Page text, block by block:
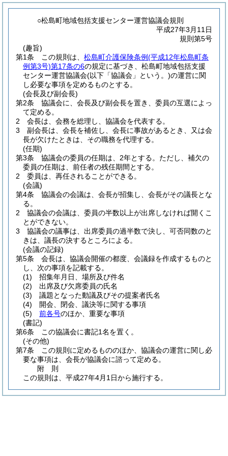
○松島町地域包括支援センター運営協議会規則
平成27年3月11日
規則第5号
(趣旨)
第1条
この規則は、 松島町介護保険条例(平成12年松島町条
例第3号)第17条の6の規定に基づき、松島町地域包括支援
センター運営協議会(以下「協議会」という。)の運営に関
し必要な事項を定めるものとする。
(会長及び副会長)
第2条
協議会に、会長及び副会長を置き、委員の互選によっ
て定める。
2
会長は、会務を総理し、協議会を代表する。
3
副会長は、会長を補佐し、会長に事故があるとき、又は会
長が欠けたときは、その職務を代理する。
(任期)
第3条
協議会の委員の任期は、2年とする。 ただし、補欠の
委員の任期は、前任者の残任期間とする。
2
委員は、再任されることができる。
(会議)
第4条
協議会の会議は、会長が招集し、会長がその議長とな
る。
2
協議会の会議は、委員の半数以上が出席しなければ開くこ
とができない。
3
協議会の議事は、出席委員の過半数で決し、可否同数のと
きは、議長の決するところによる。
(会議の記録)
第5条
会長は、協議会開催の都度、会議録を作成するものと
し、次の事項を記載する。
(1)
招集年月日、場所及び件名
(2)
出席及び欠席委員の氏名
(3)
議題となった動議及びその提案者氏名
(4)
開会、閉会、議決等に関する事項
(5)
前各号のほか、重要な事項
(書記)
第6条
この協議会に書記1名を置く。
(その他)
第7条
この規則に定めるもののほか、協議会の運営に関し必
要な事項は、会長が協議会に諮って定める。
附 則
この規則は、平成27年4月1日から施行する。